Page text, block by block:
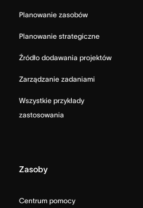
Planowanie zasobów
Planowanie strategiczne
Źródło dodawania projektów
Zarządzanie zadaniami
Wszystkie przykłady
zastosowania
Zasoby
Centrum pomocy